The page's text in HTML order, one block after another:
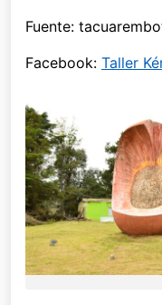
Fuente:
Facebook: Taller